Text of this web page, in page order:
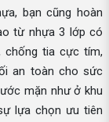
bạn cũng hoàn
từ nhựa 3 lớp có
chống tia cực tím,
an toàn cho sức
mặn như ở khu
lựa chọn ưu tiên